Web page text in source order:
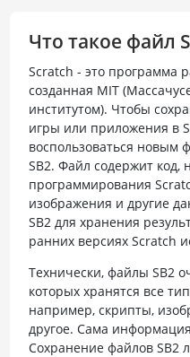
Что такое файл
Scratch - это программа
созданная MIT
институтом). Чтобы
игры или приложения в
воспользоваться новым
SB2. Файл содержит код,
программирования
изображения и другие
SB2 для хранения
ранних версиях Scratch
Технически, файлы SB2
которых хранятся все
например, скрипты,
другое. Сама
Сохранение файлов SB2